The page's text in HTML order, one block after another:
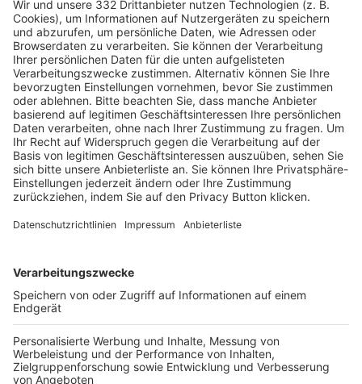
Pässe und Vereinswechsel
Trainerausbildung
Schulungsangebot Vereinsmitarbeiter
BFV-Geschäftsstellen
Trainerbörse
Login SpielPlus
FOLGE DEM BFV
TOP-VEREINE